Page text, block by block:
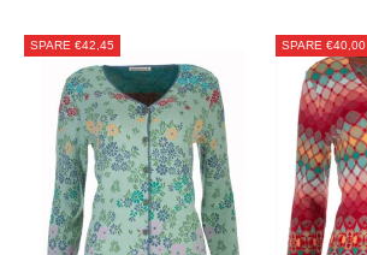
SPARE €42,45 SPARE €40,00